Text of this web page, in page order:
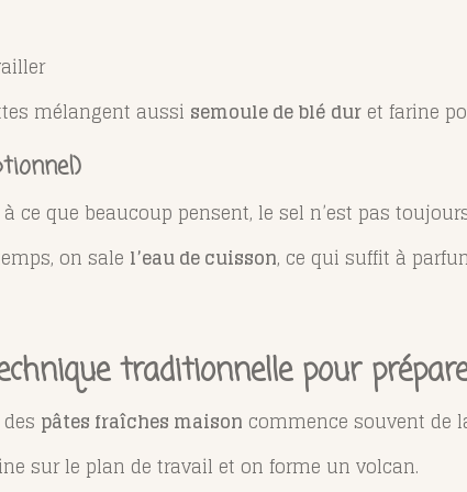
mélangent aussi semoule de blé dur et farine
ce que beaucoup pensent, le sel n’est pas
on sale l’eau de cuisson, ce qui suffit à
traditionnelle pour
pâtes fraîches maison commence souvent de
sur le plan de travail et on forme un volcan.